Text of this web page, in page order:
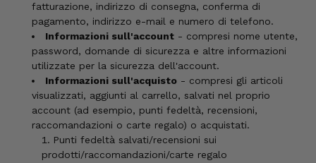
fatturazione, indirizzo di consegna, conferma di
pagamento, indirizzo e-mail e numero di telefono.
Informazioni sull'account - compresi nome utente,
password, domande di sicurezza e altre informazioni
utilizzate per la sicurezza dell'account.
Informazioni sull'acquisto - compresi gli articoli
visualizzati, aggiunti al carrello, salvati nel proprio
account (ad esempio, punti fedeltà, recensioni,
raccomandazioni o carte regalo) o acquistati.
Punti fedeltà salvati/recensioni sui
prodotti/raccomandazioni/carte regalo